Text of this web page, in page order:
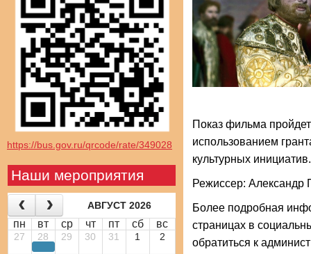
https://bus.gov.ru/qrcode/rate/349028
Наши мероприятия
АВГУСТ 2026
пн вт ср чт пт сб вс
27 28 29 30 31 1 2
Показ фильма
использованием
культурных инициатив.
Режиссер: Александр
Более подробная
страницах в
обратиться к